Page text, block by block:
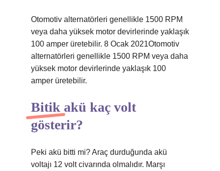
Otomotiv alternatörleri genellikle 1500 RPM
veya daha yüksek motor devirlerinde yaklaşık
100 amper üretebilir. 8 Ocak 2021Otomotiv
alternatörleri genellikle 1500 RPM veya daha
yüksek motor devirlerinde yaklaşık 100
amper üretebilir.
Bitik akü kaç volt
gösterir?
Peki akü bitti mi? Araç durduğunda akü
voltajı 12 volt civarında olmalıdır. Marşı